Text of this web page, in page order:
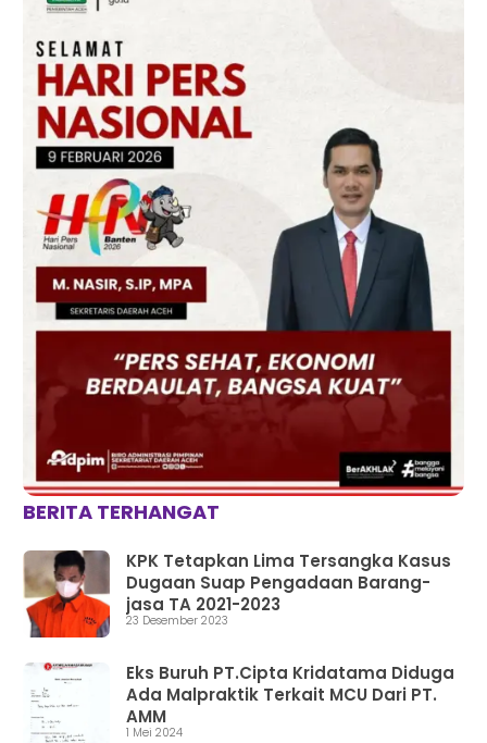
BERITA TERHANGAT
KPK Tetapkan Lima Tersangka Kasus
Dugaan Suap Pengadaan Barang-
jasa TA 2021-2023
23 Desember 2023
Eks Buruh PT.Cipta Kridatama Diduga
Ada Malpraktik Terkait MCU Dari PT.
AMM
1 Mei 2024